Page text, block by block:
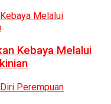
Kebaya Melalui